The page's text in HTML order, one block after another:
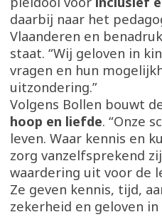
daarbij naar het
Vlaanderen en
staat. “Wij geloven in
vragen en hun
uitzondering.”
Volgens Bollen bouwt
hoop en liefde. “Onze
leven. Waar kennis en
zorg vanzelfsprekend
waardering uit voor de
Ze geven kennis, tijd,
zekerheid en geloven in